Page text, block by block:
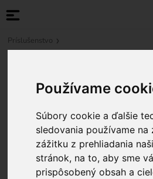
Používame
Súbory cookie a ďalšie
sledovania používame na
zážitku z prehliadania
stránok, na to, aby sme
prispôsobený obsah a
Príslušenstvo